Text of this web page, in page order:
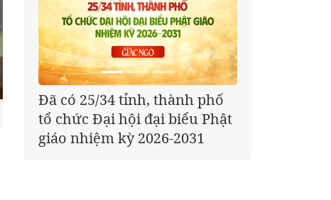
Ban Nội dung Đại hội X
GHPGVN thông báo viết
tham luận xây dựng Giáo hội